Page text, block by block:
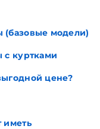
модели)
с куртками
цене?
иметь